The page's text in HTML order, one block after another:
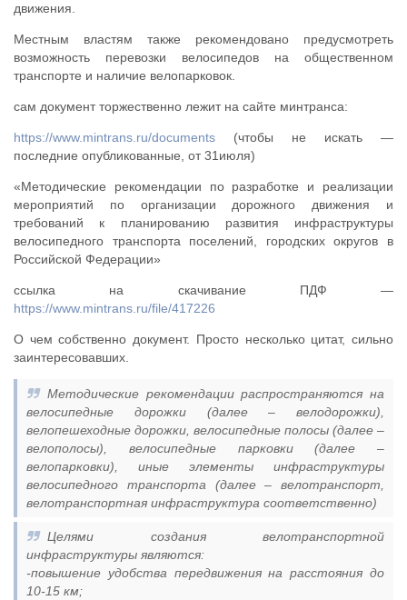
движения.
Местным властям также рекомендовано предусмотреть
возможность перевозки велосипедов на общественном
транспорте и наличие велопарковок.
сам документ торжественно лежит на сайте минтранса:
https://www.mintrans.ru/documents (чтобы не искать —
последние опубликованные, от 31июля)
«Методические рекомендации по разработке и реализации
мероприятий по организации дорожного движения и
требований к планированию развития инфраструктуры
велосипедного транспорта поселений, городских округов в
Российской Федерации»
ссылка на скачивание ПДФ —
https://www.mintrans.ru/file/417226
О чем собственно документ. Просто несколько цитат, сильно
заинтересовавших.
Методические рекомендации распространяются на
велосипедные дорожки (далее – велодорожки),
велопешеходные дорожки, велосипедные полосы (далее –
велополосы), велосипедные парковки (далее –
велопарковки), иные элементы инфраструктуры
велосипедного транспорта (далее – велотранспорт,
велотранспортная инфраструктура соответственно)
Целями создания велотранспортной
инфраструктуры являются:
-повышение удобства передвижения на расстояния до
10-15 км;